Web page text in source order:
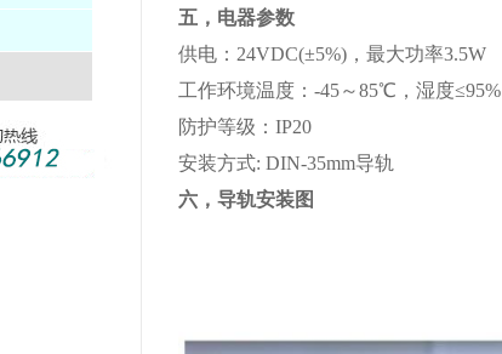
五，电器参数
供电： 24VDC(±5%)，最大功率3.5W
工作环境温度： -45～85℃，湿度≤95%
防护等级： IP20
安装方式: DIN-35mm导轨
六，导轨安装图